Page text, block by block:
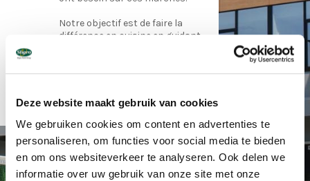
Deze website maakt gebruik van cookies
We gebruiken cookies om content en advertenties te
personaliseren, om functies voor social media te bieden
en om ons websiteverkeer te analyseren. Ook delen we
informatie over uw gebruik van onze site met onze
Notre objectif est de faire la
différence en cuisine en guidant
chaque responsable des
des résultats ensemble